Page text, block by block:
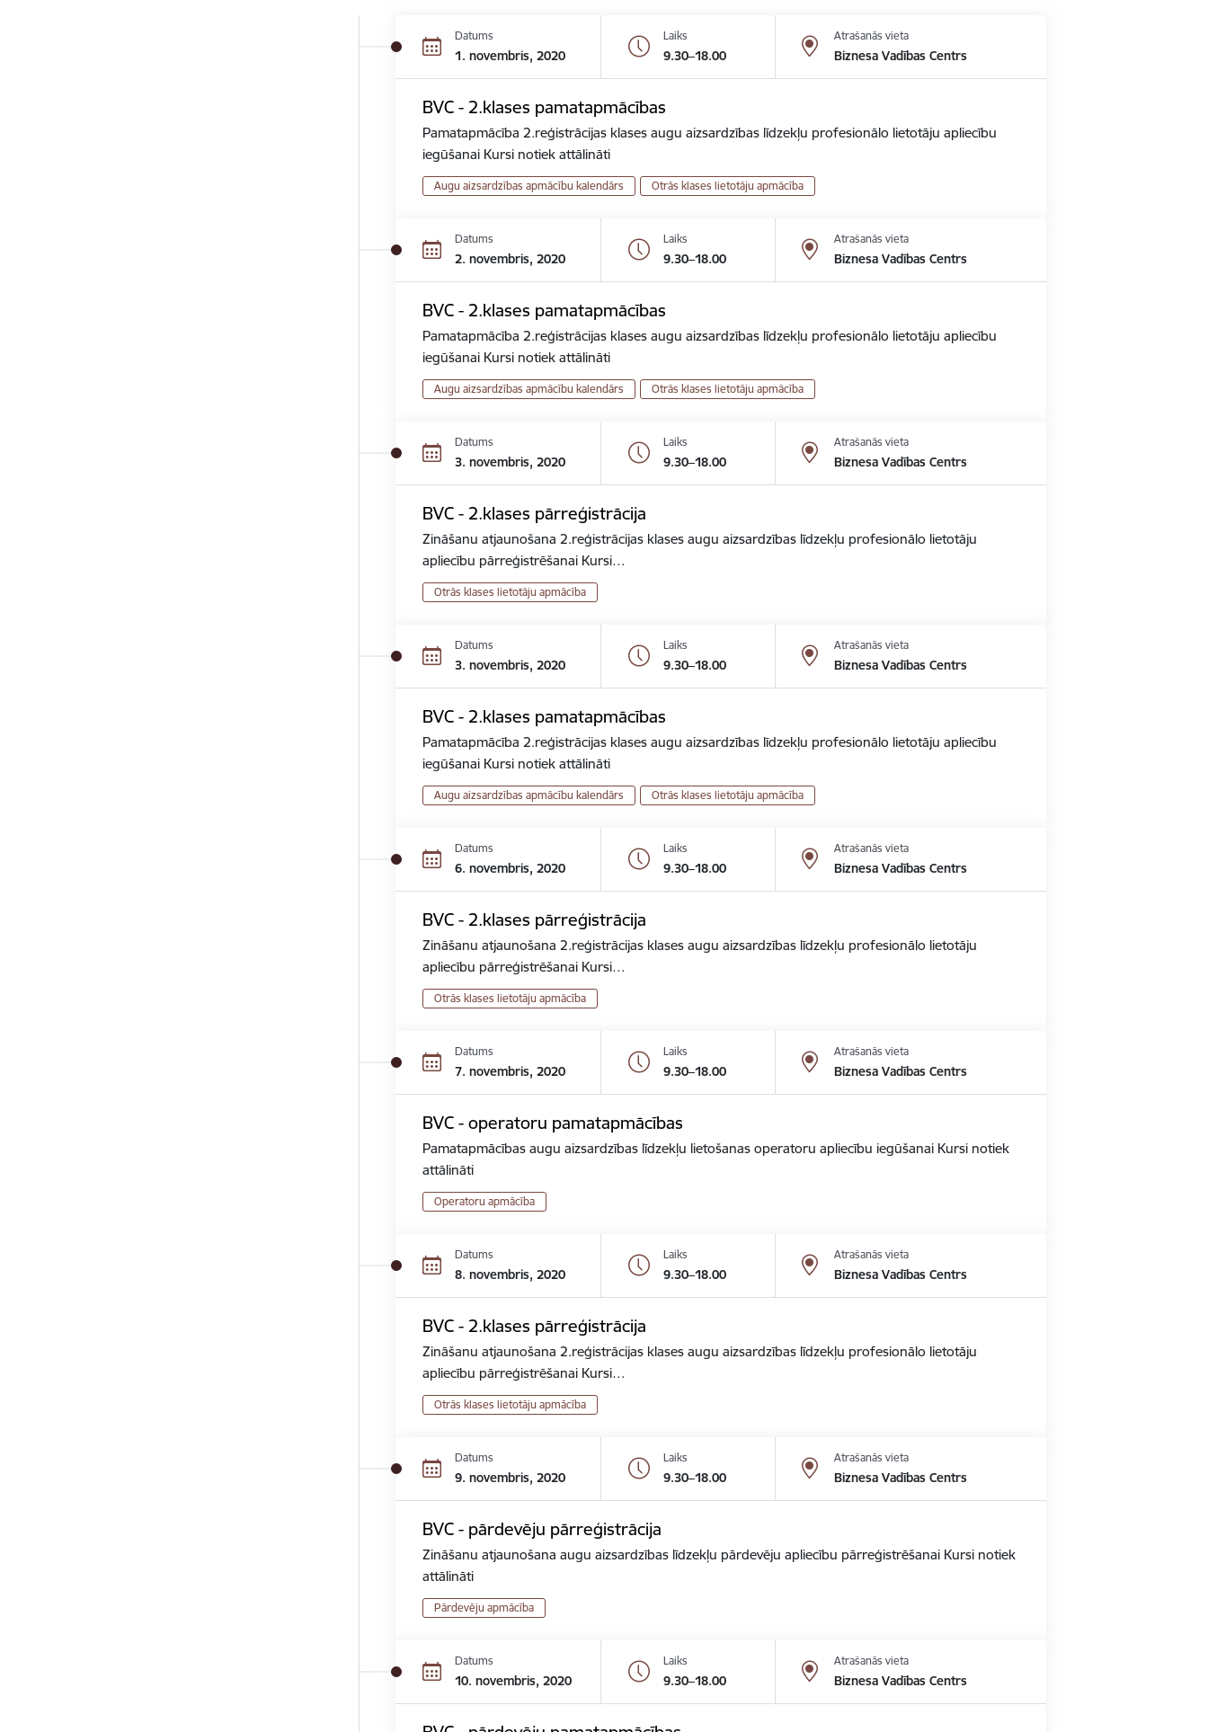
Datums
1. novembris, 2020
Laiks
9.30–18.00
Atrašanās vieta
Biznesa Vadības Centrs
BVC - 2.klases pamatapmācības
Pamatapmācība 2.reģistrācijas klases augu aizsardzības līdzekļu profesionālo lietotāju apliecību
iegūšanai Kursi notiek attālināti
Augu aizsardzības apmācību kalendārs Otrās klases lietotāju apmācība
Datums
2. novembris, 2020
Laiks
9.30–18.00
Atrašanās vieta
Biznesa Vadības Centrs
BVC - 2.klases pamatapmācības
Pamatapmācība 2.reģistrācijas klases augu aizsardzības līdzekļu profesionālo lietotāju apliecību
iegūšanai Kursi notiek attālināti
Augu aizsardzības apmācību kalendārs Otrās klases lietotāju apmācība
Datums
3. novembris, 2020
Laiks
9.30–18.00
Atrašanās vieta
Biznesa Vadības Centrs
BVC - 2.klases pārreģistrācija
Zināšanu atjaunošana 2.reģistrācijas klases augu aizsardzības līdzekļu profesionālo lietotāju
apliecību pārreģistrēšanai Kursi…
Otrās klases lietotāju apmācība
Datums
3. novembris, 2020
Laiks
9.30–18.00
Atrašanās vieta
Biznesa Vadības Centrs
BVC - 2.klases pamatapmācības
Pamatapmācība 2.reģistrācijas klases augu aizsardzības līdzekļu profesionālo lietotāju apliecību
iegūšanai Kursi notiek attālināti
Augu aizsardzības apmācību kalendārs Otrās klases lietotāju apmācība
Datums
6. novembris, 2020
Laiks
9.30–18.00
Atrašanās vieta
Biznesa Vadības Centrs
BVC - 2.klases pārreģistrācija
Zināšanu atjaunošana 2.reģistrācijas klases augu aizsardzības līdzekļu profesionālo lietotāju
apliecību pārreģistrēšanai Kursi…
Otrās klases lietotāju apmācība
Datums
7. novembris, 2020
Laiks
9.30–18.00
Atrašanās vieta
Biznesa Vadības Centrs
BVC - operatoru pamatapmācības
Pamatapmācības augu aizsardzības līdzekļu lietošanas operatoru apliecību iegūšanai Kursi notiek
attālināti
Operatoru apmācība
Datums
8. novembris, 2020
Laiks
9.30–18.00
Atrašanās vieta
Biznesa Vadības Centrs
BVC - 2.klases pārreģistrācija
Zināšanu atjaunošana 2.reģistrācijas klases augu aizsardzības līdzekļu profesionālo lietotāju
apliecību pārreģistrēšanai Kursi…
Otrās klases lietotāju apmācība
Datums
9. novembris, 2020
Laiks
9.30–18.00
Atrašanās vieta
Biznesa Vadības Centrs
BVC - pārdevēju pārreģistrācija
Zināšanu atjaunošana augu aizsardzības līdzekļu pārdevēju apliecību pārreģistrēšanai Kursi notiek
attālināti
Pārdevēju apmācība
Datums
10. novembris, 2020
Laiks
9.30–18.00
Atrašanās vieta
Biznesa Vadības Centrs